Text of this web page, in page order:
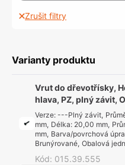
Zrušit filtry
Varianty produktu
Vrut do dřevotřísky,
hlava, PZ, plný závit,
Verze: ---Plný závit,
mm, Délka: 20,00 mm,
mm, Barva/povrchová
Brunýrované, Obalová
Kód: 015.39.555